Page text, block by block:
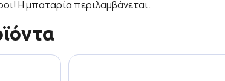
Η μπαταρία περιλαμβάνεται.